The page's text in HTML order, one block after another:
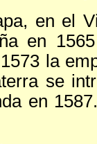
en el
en
la
se
en